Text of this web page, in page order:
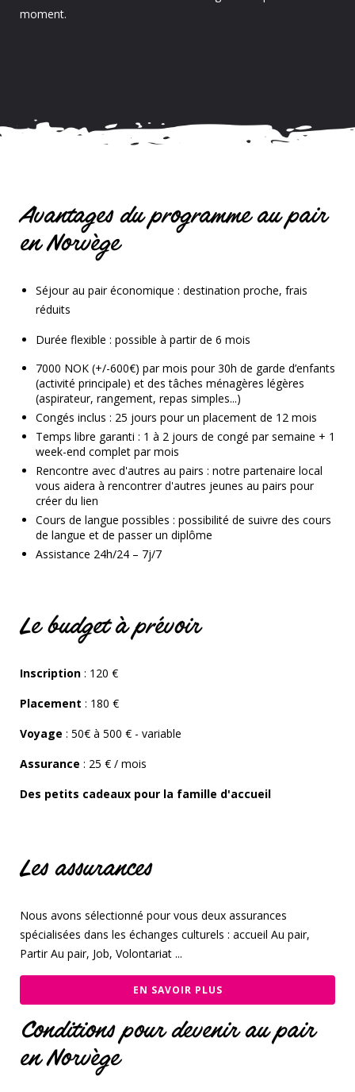
moment.
Avantages du programme au pair
en Norvège
Séjour au pair économique : destination proche, frais
réduits
Durée flexible : possible à partir de 6 mois
7000 NOK (+/-600€) par mois pour 30h de garde d’enfants
(activité principale) et des tâches ménagères légères
(aspirateur, rangement, repas simples...)
Congés inclus : 25 jours pour un placement de 12 mois
Temps libre garanti : 1 à 2 jours de congé par semaine + 1
week-end complet par mois
Rencontre avec d'autres au pairs : notre partenaire local
vous aidera à rencontrer d'autres jeunes au pairs pour
créer du lien
Cours de langue possibles : possibilité de suivre des cours
de langue et de passer un diplôme
Assistance 24h/24 – 7j/7
Le budget à prévoir
Inscription : 120 €
Placement : 180 €
Voyage : 50€ à 500 € - variable
Assurance : 25 € / mois
Des petits cadeaux pour la famille d'accueil
Les assurances
Nous avons sélectionné pour vous deux assurances
spécialisées dans les échanges culturels : accueil Au pair,
Partir Au pair, Job, Volontariat ...
EN SAVOIR PLUS
Conditions pour devenir au pair
en Norvège